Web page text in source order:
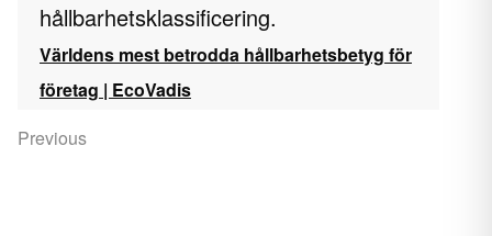
hållbarhetsklassificering.
Världens mest betrodda hållbarhetsbetyg för
företag | EcoVadis
Previous